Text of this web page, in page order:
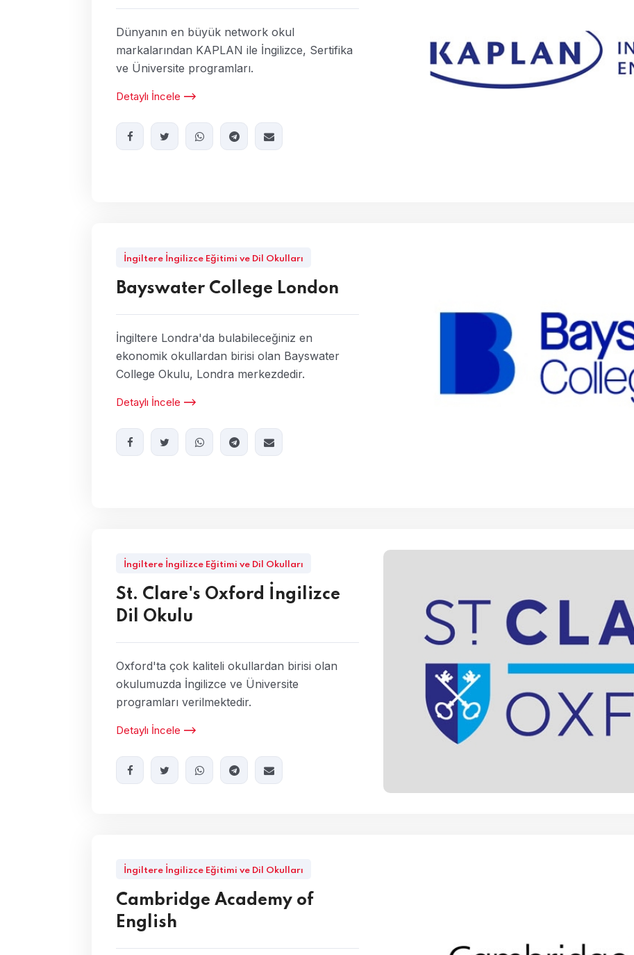
Dünyanın en büyük network okul
markalarından KAPLAN ile İngilizce, Sertifika
ve Üniversite programları.
Detaylı İncele
İngiltere İngilizce Eğitimi ve Dil Okulları
Bayswater College London
İngiltere Londra'da bulabileceğiniz en
ekonomik okullardan birisi olan Bayswater
College Okulu, Londra merkezdedir.
Detaylı İncele
İngiltere İngilizce Eğitimi ve Dil Okulları
St. Clare's Oxford İngilizce
Dil Okulu
Oxford'ta çok kaliteli okullardan birisi olan
okulumuzda İngilizce ve Üniversite
programları verilmektedir.
Detaylı İncele
İngiltere İngilizce Eğitimi ve Dil Okulları
Cambridge Academy of
English